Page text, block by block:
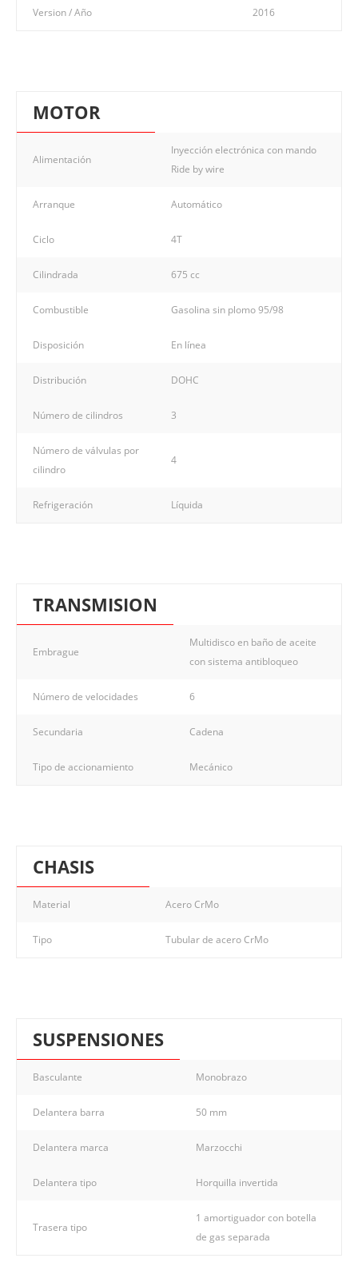
Version / Año 2016
MOTOR
Alimentación
Inyección electrónica con mando
Ride by wire
Arranque Automático
Ciclo 4T
Cilindrada 675 cc
Combustible Gasolina sin plomo 95/98
Disposición En línea
Distribución DOHC
Número de cilindros 3
Número de válvulas por
cilindro
4
Refrigeración Líquida
TRANSMISION
Embrague
Multidisco en baño de aceite
con sistema antibloqueo
Número de velocidades 6
Secundaria Cadena
Tipo de accionamiento Mecánico
CHASIS
Material Acero CrMo
Tipo Tubular de acero CrMo
SUSPENSIONES
Basculante Monobrazo
Delantera barra 50 mm
Delantera marca Marzocchi
Delantera tipo Horquilla invertida
Trasera tipo
1 amortiguador con botella
de gas separada